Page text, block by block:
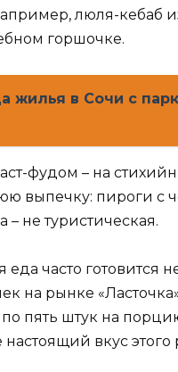
люля-кебаб
горшочке.
жилья в Сочи с
фудом – на
выпечку: пироги с
– не туристическая.
еда часто готовится
на рынке
пять штук на
настоящий вкус этого